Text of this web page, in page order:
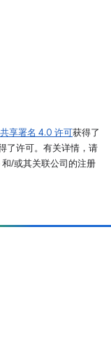
享署名 4.0 许可获得了
了许可。有关详情，请
/或其关联公司的注册